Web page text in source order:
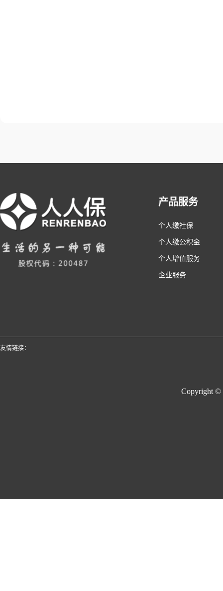
产品服务
个人缴社保
个人缴公积金
个人增值服务
企业服务
友情链接：
Copyright ©